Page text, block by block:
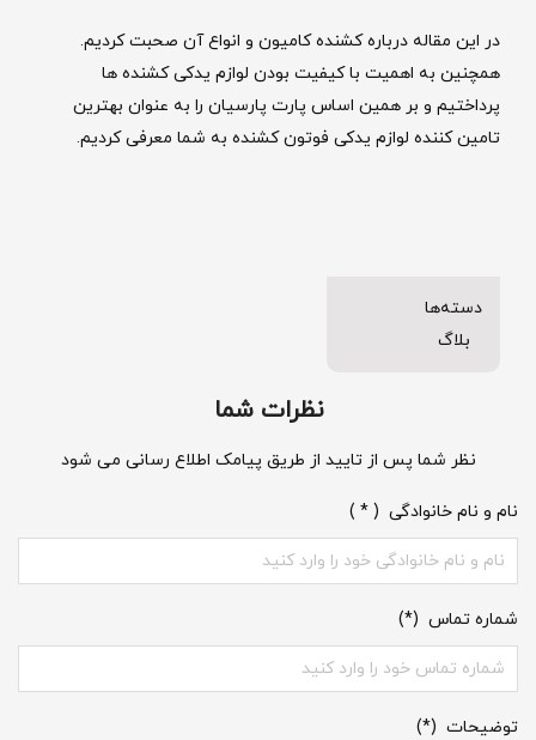
در این مقاله درباره کشنده کامیون و انواع آن صحبت کردیم.
همچنین به اهمیت با کیفیت بودن لوازم یدکی کشنده ها
پرداختیم و بر همین اساس پارت پارسیان را به عنوان بهترین
تامین کننده لوازم یدکی فوتون کشنده به شما معرفی کردیم.
دسته‌ها
بلاگ
نظرات شما
نظر شما پس از تایید از طریق پیامک اطلاع رسانی می شود
نام و نام خانوادگی ( * )
شماره تماس (*)
توضیحات (*)